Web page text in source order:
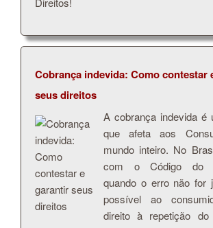
Cobrança indevida: Como contestar
seus direitos
A cobrança indevida é
que afeta aos
mundo inteiro. No
com o Código do
quando o erro não for
possível ao
direito à repetição do